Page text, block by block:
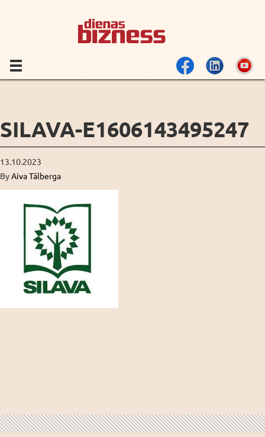
SILAVA-E1606143495247
13.10.2023
ByAiva Tālberga